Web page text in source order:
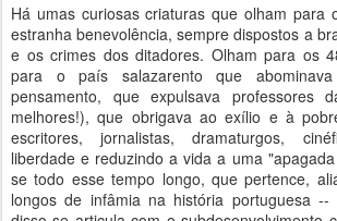
Há umas curiosas criaturas que olham para
estranha benevolência, sempre dispostos a
e os crimes dos ditadores. Olham para os
para o país salazarento que
pensamento, que expulsava professores
melhores!), que obrigava ao exílio e à
escritores, jornalistas, dramaturgos,
liberdade e reduzindo a vida a uma
se todo esse tempo longo, que pertence,
longos de infâmia na história portuguesa